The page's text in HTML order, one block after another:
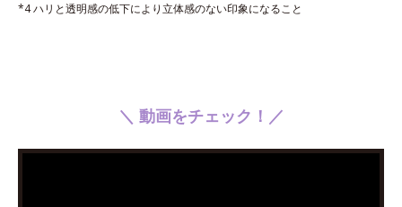
*4 ハリと透明感の低下により立体感のない印象になること
＼ 動画をチェック！／